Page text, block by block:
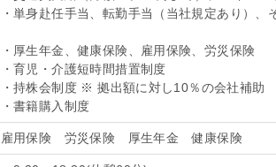
・単身赴任手当、転勤手当（当社規定あり）、
・厚生年金、健康保険、雇用保険、労災保険
・育児・介護短時間措置制度
・持株会制度 ※ 拠出額に対し10％の会社補助
・書籍購入制度
雇用保険 労災保険 厚生年金 健康保険